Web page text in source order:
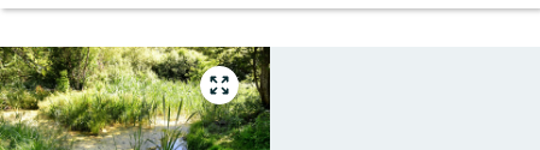
Gå
till
helskärmsläge